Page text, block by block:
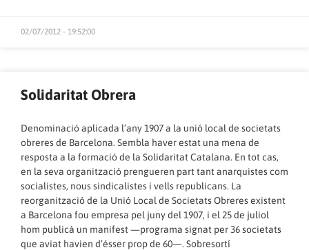
02/07/2012 - 19:52:00
Solidaritat Obrera
Denominació aplicada l’any 1907 a la unió local de societats
obreres de Barcelona. Sembla haver estat una mena de
resposta a la formació de la Solidaritat Catalana. En tot cas,
en la seva organització prengueren part tant anarquistes com
socialistes, nous sindicalistes i vells republicans. La
reorganització de la Unió Local de Societats Obreres existent
a Barcelona fou empresa pel juny del 1907, i el 25 de juliol
hom publicà un manifest —programa signat per 36 societats
que aviat havien d’ésser prop de 60—. Sobresortí